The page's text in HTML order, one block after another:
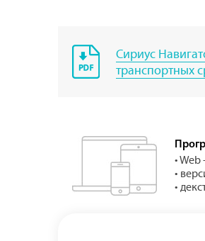
Сириус
транспортных
•
•
•